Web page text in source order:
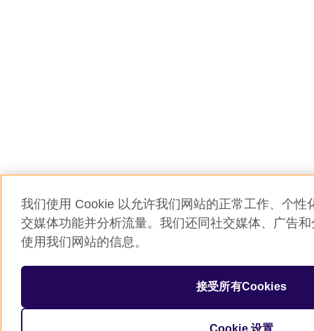
我们使用 Cookie 以允许我们网站的正常工作、个性
交媒体功能并分析流量。我们还同社交媒体、广告
使用我们网站的信息。
接受所有Cookies
Cookie 设置